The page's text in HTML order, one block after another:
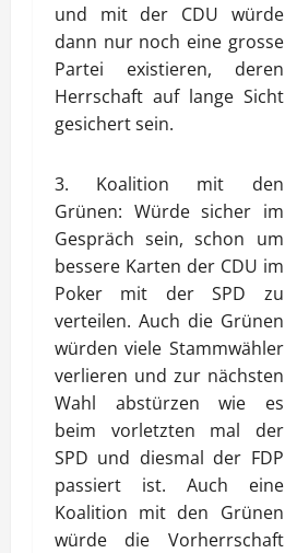
und mit der CDU würde
dann nur noch eine grosse
Partei existieren, deren
Herrschaft auf lange Sicht
gesichert sein.
3. Koalition mit den
Grünen: Würde sicher im
Gespräch sein, schon um
bessere Karten der CDU im
Poker mit der SPD zu
verteilen. Auch die Grünen
würden viele Stammwähler
verlieren und zur nächsten
Wahl abstürzen wie es
beim vorletzten mal der
SPD und diesmal der FDP
passiert ist. Auch eine
Koalition mit den Grünen
würde die Vorherrschaft